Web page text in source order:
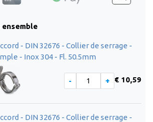
- DIN 32676 - Collier de serrage -
- Inox 304 - Fl. 50.5mm
€ 10,59
- DIN 32676 - Collier de serrage -